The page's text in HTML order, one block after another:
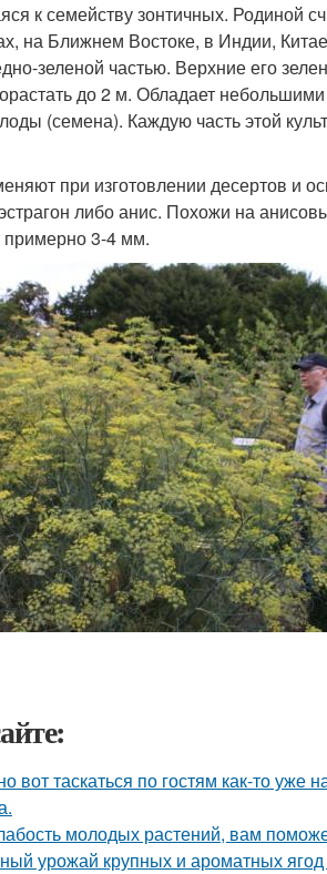
к семейству зонтичных. Родиной
на Ближнем Востоке, в Индии,
зеленой частью. Верхние его
до 2 м. Обладает
(семена). Каждую часть этой
при изготовлении десертов и
либо анис. Похожи на
примерно 3-4 мм.
вот таскаться по гостям как-то уже
молодых растений, вам
урожай крупных и ароматных